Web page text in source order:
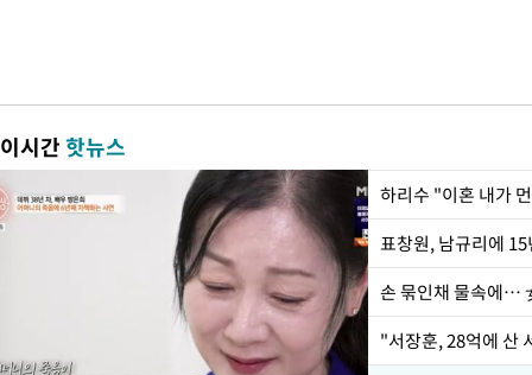
이시간핫뉴스
하리수 "이혼 내가
손 묶인채 물속에…
"서장훈, 28억에 산